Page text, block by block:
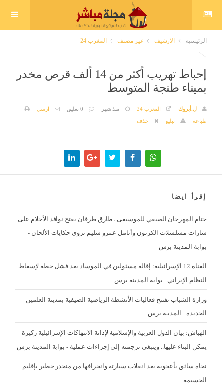
الرئيسية الارشيف غير مصنف المغرب 24
إحباط تهريب أكثر من 14 ألف قرص مخدر
بميناء طنجة المتوسط
ل.أبروك المغرب 24 منذ شهر 0 تعليق
ارسل
طباعة
تبليغ حذف
إقرأ ايضا
ختام المهرجان الصيفي للموسيقى.. طارق طرقان يفتح نوافذ الأحلام على
شارات مسلسلات الكرتون وأنامل عمرو سليم تروى حكايات الألحان -
بوابة المدينة برس
القناة 12 الإسرائيلية: إقالة مسئولين في الموساد بعد فشل خطة لإسقاط
النظام الإيراني - بوابة المدينة برس
وزارة الشباب تفتتح فعاليات الأنشطة الرياضية الصيفية بمدينة العلمين
الجديدة - المدينة برس
الهباش: بيان الدول العربية والإسلامية لإدانة الانتهاكات الإسرائيلية ركيزة
يمكن البناء عليها.. وينبغي ترجمته إلى إجراءات عملية - بوابة المدينة برس
نجاة سائق بأعجوبة بعد انقلاب سيارته وانجرافها من منحدر خطير بإقليم
الحسيمة